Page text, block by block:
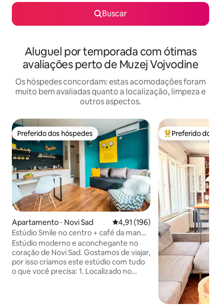
Buscar
Aluguel por temporada com ótimas
avaliações perto de Muzej Vojvodine
Os hóspedes concordam: estas acomodações foram
muito bem avaliadas quanto a localização, limpeza e
outros aspectos.
Preferido dos hóspedes
Preferido dos hóspedes
Apartamento ⋅ Novi Sad 4,91 de uma avaliação média de
4,91 (196)
Estúdio Smile no centro + café da manhã
+ estacionamento gratuito
Estúdio moderno e aconchegante no
coração de Novi Sad. Gostamos de viajar,
por isso criamos este estúdio com tudo
o que você precisa: 1. Localizado no
Entre os
Preferido dos